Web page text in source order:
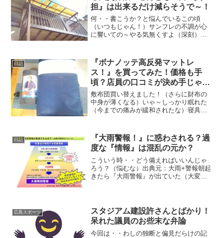
担』は出来るだけ減らそうで～！
何・・書こうか？と悩んでいるこの頃
（いつもじゃん！）サンフレの不調が心
に響いての～やる気無くすよ（深刻）せ
日記
『ボナノッテ高反発マットレ
ス！』を買ってみた！価格も手
頃？店員の口コミが決め手じゃ
～！
敷布団買い替えました！（さらに財布の
中身が薄くなる）いゃ～しっかり眠れた
（今までの痛みが緩和されたな）寝具は
～（その前に仕事）
日記
『大雨警報！』に惑わされる？過
度な『情報』は混乱の元か？
こういう時・・どう備えればいいんじゃ
ろう？（悩むな）出典元：大雨+警報朝起
きたら『大雨警報』が出ていた（大変だ
広島スポーツ
スタジアム建設許さんとばかり！
呆れた議員のお些末な弁論
今回は・・わしの独断と偏見だらけの記